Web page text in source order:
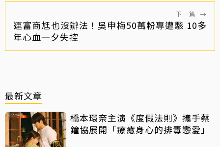
下一篇 →
連富商尪也沒辦法！吳申梅50萬粉專遭駭 10多
年心血一夕失控
最新文章
橋本環奈主演《度假法則》攜手蔡
鐘協展開「療癒身心的排毒戀愛」